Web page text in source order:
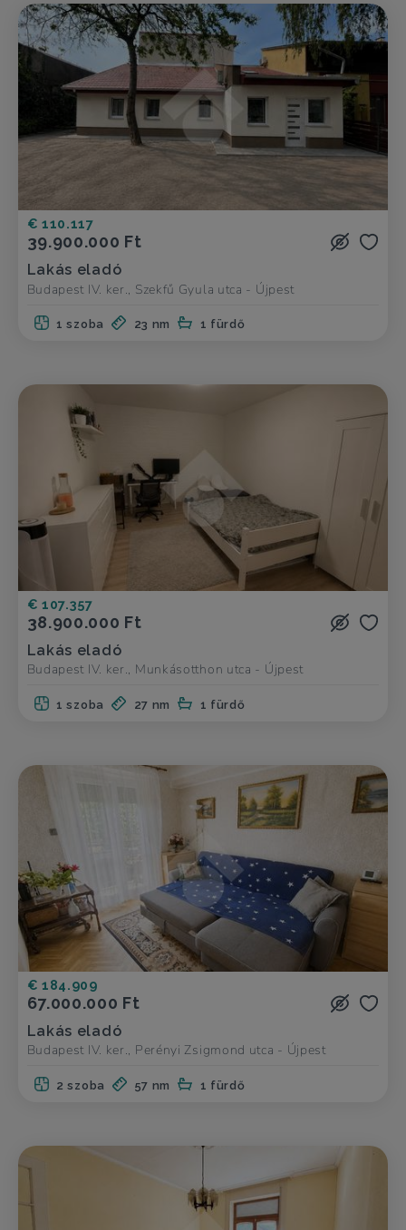
€ 110.117
39.900.000 Ft
Lakás eladó
Budapest IV. ker., Szekfű Gyula utca - Újpest
1 szoba 23 nm 1 fürdő
€ 107.357
38.900.000 Ft
Lakás eladó
Budapest IV. ker., Munkásotthon utca - Újpest
1 szoba 27 nm 1 fürdő
€ 184.909
67.000.000 Ft
Lakás eladó
Budapest IV. ker., Perényi Zsigmond utca - Újpest
2 szoba 57 nm 1 fürdő